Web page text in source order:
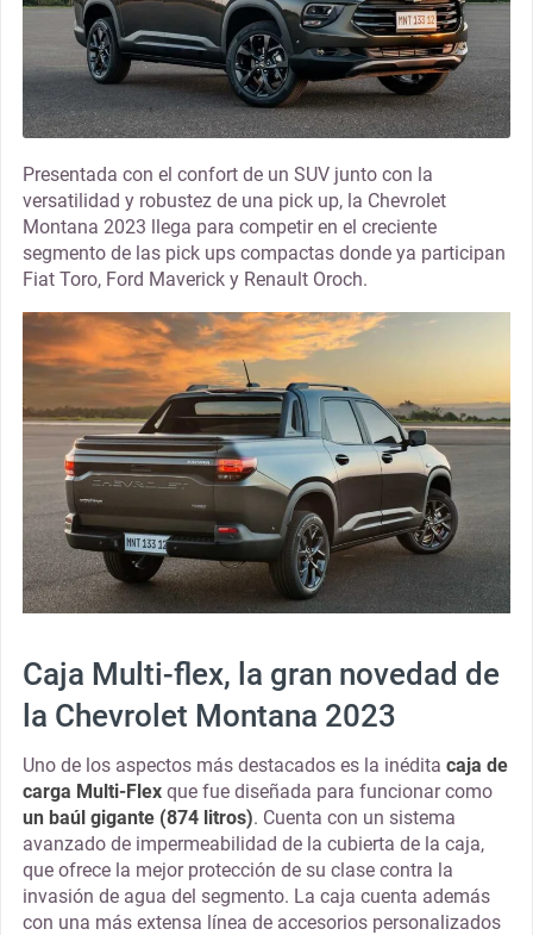
Presentada con el confort de un SUV junto con la
versatilidad y robustez de una pick up, la Chevrolet
Montana 2023 llega para competir en el creciente
segmento de las pick ups compactas donde ya participan
Fiat Toro, Ford Maverick y Renault Oroch.
Caja Multi-flex, la gran novedad de
la Chevrolet Montana 2023
Uno de los aspectos más destacados es la inédita caja de
carga Multi-Flexque fue diseñada para funcionar como
un baúl gigante (874 litros). Cuenta con un sistema
avanzado de impermeabilidad de la cubierta de la caja,
que ofrece la mejor protección de su clase contra la
invasión de agua del segmento. La caja cuenta además
con una más extensa línea de accesorios personalizados